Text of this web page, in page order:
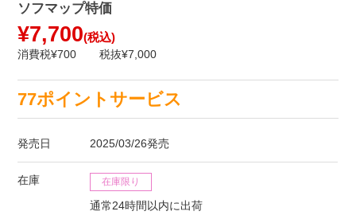
ソフマップ特価
¥7,700(税込)
消費税¥700 税抜¥7,000
77ポイントサービス
発売日 2025/03/26発売
在庫 在庫限り
通常24時間以内に出荷